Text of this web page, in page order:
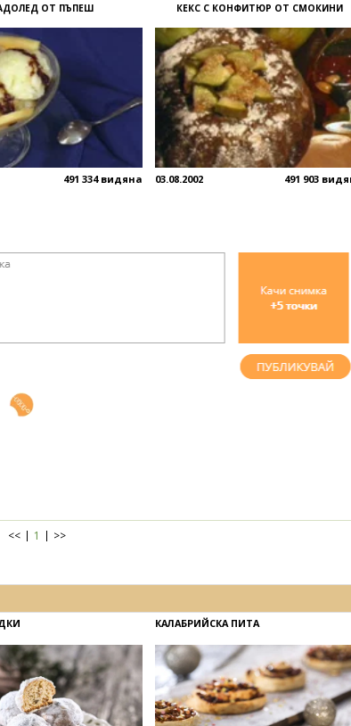
ОТ ПЪПЕШ
491 334 видяна
КЕКС С КОНФИТЮР ОТ СМОКИНИ
03.08.2002 491 903
<< 1 >>
КАЛАБРИЙСКА ПИТА